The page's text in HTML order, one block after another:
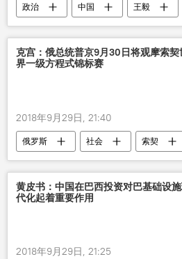
政治 中国 王毅
多边主义
原则
克宫：俄总统普京9月30日将观摩索契
界一级方程式锦标赛
2018年9月29日, 21:40
俄罗斯 社会 索契
一级方程式赛
黄皮书：中国在巴西投资对巴基础设
代化起着重要作用
2018年9月29日, 21:25